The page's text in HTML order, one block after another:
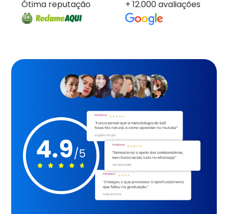
Ótima reputação + 12.000 avaliações